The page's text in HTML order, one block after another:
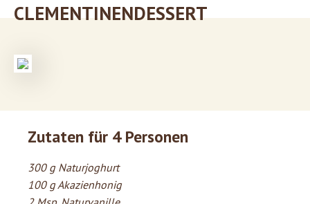
CLEMENTINENDESSERT
Zutaten für 4 Personen
300 g Naturjoghurt
100 g Akazienhonig